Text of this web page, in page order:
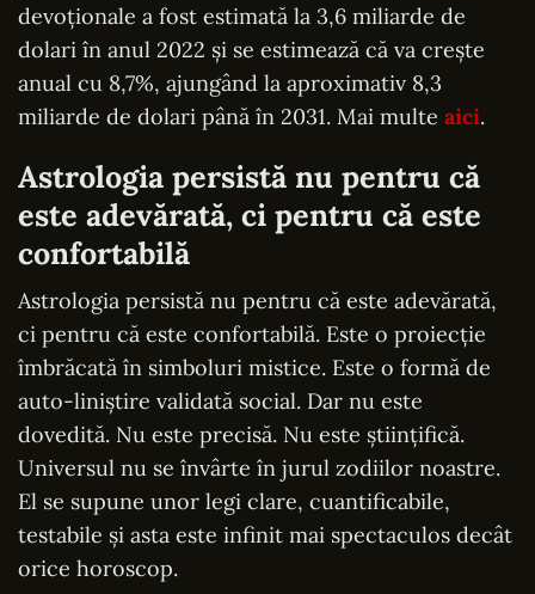
devoționale a fost estimată la 3,6 miliarde de
dolari în anul 2022 și se estimează că va crește
anual cu 8,7%, ajungând la aproximativ 8,3
miliarde de dolari până în 2031. Mai multe aici.
Astrologia persistă nu pentru că
este adevărată, ci pentru că este
confortabilă
Astrologia persistă nu pentru că este adevărată,
ci pentru că este confortabilă. Este o proiecție
îmbrăcată în simboluri mistice. Este o formă de
auto-liniștire validată social. Dar nu este
dovedită. Nu este precisă. Nu este științifică.
Universul nu se învârte în jurul zodiilor noastre.
El se supune unor legi clare, cuantificabile,
testabile și asta este infinit mai spectaculos decât
orice horoscop.